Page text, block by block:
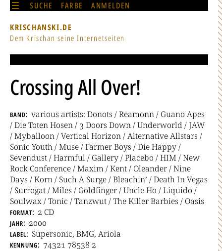
SUCHE FARBE ANMELDEN
KRISCHANSKI.DE
Dem Krischan seine Internetseiten
Crossing All Over!
band various artists: Donots / Reamonn / Guano Apes
/ Die Toten Hosen / 3 Doors Down / Underworld / JAW
/ Myballoon / Vertical Horizon / Alternative Allstars /
Sonic Youth / Muse / Farmer Boys / Die Happy /
Sevendust / Harmful / Gallery / Placebo / HIM / New
Rock Conference / Maxim / Kent / Oleander / Nine
Days / Korn / Such A Surge / Bleachin’ / Death In Vegas
/ Surrogat / Miles / Goldfinger / Uncle Ho / Liquido /
Soulwax / Tonic / Tanzwut / The Killer Barbies / Oasis
format 2 CD
jahr 2000
label Supersonic, BMG, Ariola
kennung 74321 78538 2